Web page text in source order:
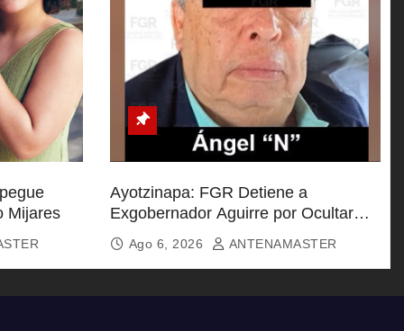
Mijares
Ayotzinapa: FGR Detiene a
Exgobernador Aguirre por Ocultar
Información Clave
Ago 6, 2026 ANTENAMASTER